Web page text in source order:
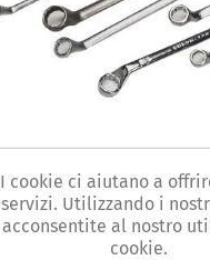
Art. 387/B - serie
I cookie ci aiutano a
servizi. Utilizzando i
acconsentite al nostro
cookie.